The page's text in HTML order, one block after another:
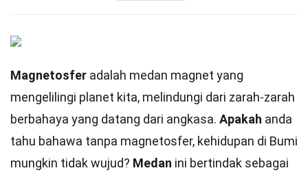
Magnetosfer adalah medan magnet yang
mengelilingi planet kita, melindungi dari zarah-zarah
berbahaya yang datang dari angkasa. Apakah anda
tahu bahawa tanpa magnetosfer, kehidupan di Bumi
mungkin tidak wujud? Medan ini bertindak sebagai